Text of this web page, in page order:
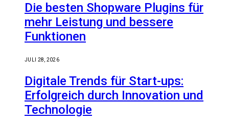
Die besten Shopware Plugins für
mehr Leistung und bessere
Funktionen
JULI 28, 2026
Digitale Trends für Start-ups:
Erfolgreich durch Innovation und
Technologie